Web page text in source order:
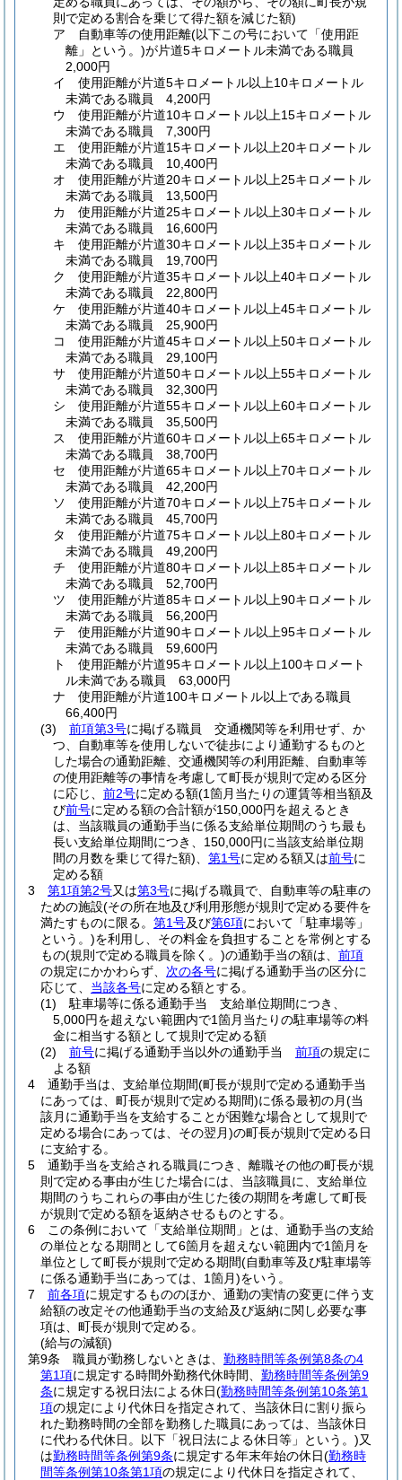
則で定める割合を乗じて得た額を減じた額)
ア
自動車等の使用距離(以下この号において「使用距
離」という。)が片道5キロメートル未満である職員
2,000円
イ
使用距離が片道5キロメートル以上10キロメートル
未満である職員 4,200円
ウ
使用距離が片道10キロメートル以上15キロメートル
未満である職員 7,300円
エ
使用距離が片道15キロメートル以上20キロメートル
未満である職員 10,400円
オ
使用距離が片道20キロメートル以上25キロメートル
未満である職員 13,500円
カ
使用距離が片道25キロメートル以上30キロメートル
未満である職員 16,600円
キ
使用距離が片道30キロメートル以上35キロメートル
未満である職員 19,700円
ク
使用距離が片道35キロメートル以上40キロメートル
未満である職員 22,800円
ケ
使用距離が片道40キロメートル以上45キロメートル
未満である職員 25,900円
コ
使用距離が片道45キロメートル以上50キロメートル
未満である職員 29,100円
サ
使用距離が片道50キロメートル以上55キロメートル
未満である職員 32,300円
シ
使用距離が片道55キロメートル以上60キロメートル
未満である職員 35,500円
ス
使用距離が片道60キロメートル以上65キロメートル
未満である職員 38,700円
セ
使用距離が片道65キロメートル以上70キロメートル
未満である職員 42,200円
ソ
使用距離が片道70キロメートル以上75キロメートル
未満である職員 45,700円
タ
使用距離が片道75キロメートル以上80キロメートル
未満である職員 49,200円
チ
使用距離が片道80キロメートル以上85キロメートル
未満である職員 52,700円
ツ
使用距離が片道85キロメートル以上90キロメートル
未満である職員 56,200円
テ
使用距離が片道90キロメートル以上95キロメートル
未満である職員 59,600円
ト
使用距離が片道95キロメートル以上100キロメート
ル未満である職員 63,000円
ナ
使用距離が片道100キロメートル以上である職員
66,400円
(3)
前項第3号に掲げる職員 交通機関等を利用せず、か
つ、自動車等を使用しないで徒歩により通勤するものと
した場合の通勤距離、交通機関等の利用距離、自動車等
の使用距離等の事情を考慮して町長が規則で定める区分
に応じ、 前2号に定める額(1箇月当たりの運賃等相当額及
び前号に定める額の合計額が150,000円を超えるとき
は、当該職員の通勤手当に係る支給単位期間のうち最も
長い支給単位期間につき、150,000円に当該支給単位期
間の月数を乗じて得た額)
第1号に定める額又は前号に
定める額
3
第1項第2号又は第3号に掲げる職員で、自動車等の駐車の
ための施設(その所在地及び利用形態が規則で定める要件を
満たすものに限る。 第1号及び第6項において「駐車場等」
という。)を利用し、その料金を負担することを常例とする
もの(規則で定める職員を除く。)の通勤手当の額は、 前項
の規定にかかわらず、 次の各号に掲げる通勤手当の区分に
応じて、 当該各号に定める額とする。
(1)
駐車場等に係る通勤手当 支給単位期間につき、
5,000円を超えない範囲内で1箇月当たりの駐車場等の料
金に相当する額として規則で定める額
(2)
前号に掲げる通勤手当以外の通勤手当 前項の規定に
よる額
4
通勤手当は、支給単位期間(町長が規則で定める通勤手当
にあっては、町長が規則で定める期間)に係る最初の月(当
該月に通勤手当を支給することが困難な場合として規則で
定める場合にあっては、その翌月)の町長が規則で定める日
に支給する。
5
通勤手当を支給される職員につき、離職その他の町長が規
則で定める事由が生じた場合には、当該職員に、支給単位
期間のうちこれらの事由が生じた後の期間を考慮して町長
が規則で定める額を返納させるものとする。
6
この条例において「支給単位期間」とは、通勤手当の支給
の単位となる期間として6箇月を超えない範囲内で1箇月を
単位として町長が規則で定める期間(自動車等及び駐車場等
に係る通勤手当にあっては、1箇月)をいう。
7
前各項に規定するもののほか、通勤の実情の変更に伴う支
給額の改定その他通勤手当の支給及び返納に関し必要な事
項は、町長が規則で定める。
(給与の減額)
第9条
職員が勤務しないときは、 勤務時間等条例第8条の4
第1項に規定する時間外勤務代休時間、 勤務時間等条例第9
条に規定する祝日法による休日(勤務時間等条例第10条第1
項の規定により代休日を指定されて、当該休日に割り振ら
れた勤務時間の全部を勤務した職員にあっては、当該休日
に代わる代休日。以下「祝日法による休日等」という。)又
は勤務時間等条例第9条に規定する年末年始の休日(勤務時
間等条例第10条第1項の規定により代休日を指定されて、